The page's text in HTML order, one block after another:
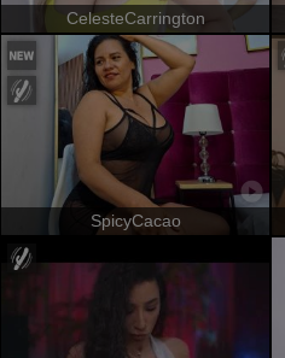
CelesteCarrington
SpicyCacao